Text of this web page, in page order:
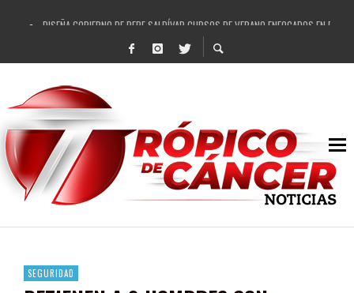
DISEÑA GOBIERNO DE PEPE SALDÍVAR CURSOS DE VERANO ENFOCADOS EN
REFRENDAN LOS 28 DELEGADOS Y 14 COMISARIADOS DE GUADALUPE APOYO A
FORTALECE GOBIERNO DE PEPE SALDÍVAR LA EDUCACIÓN EN LA ZACATECANA
GOBIERNO DE PEPE SALDÍVAR Y GRUPO FEMSA GENERAN MÁS DE 3 MIL EMPLEOS
CUARTA FERIA EXPO AGROPECUARIA TRAJO BENEFICIO DIRECTO A GUADALUPE:
RECONOCE PEPE SALDÍVAR A ARTISTA ZACATECANA VICTORIA HERNÁNDEZ
EGRESA GOBIERNO DE PEPE SALDÍVAR A 500 NUEVAS EMPRESARIAS
SON MUJERES GUADALUPENSES PRINCIPALES BENEFICIADAS DEL PROGRAMA
SEGURIDAD